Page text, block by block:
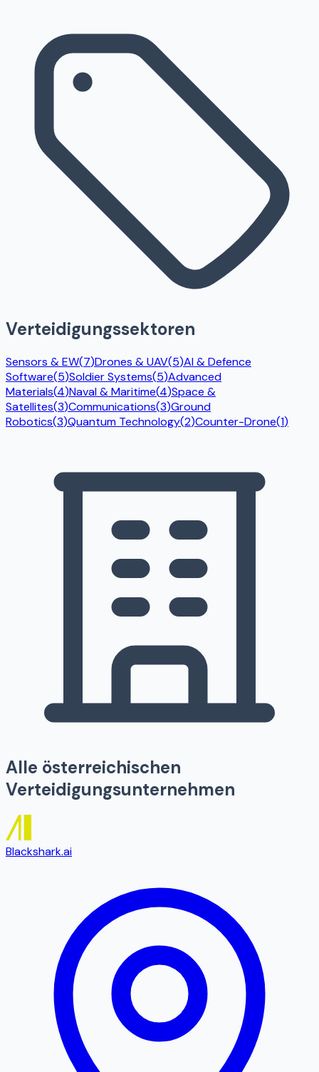
Verteidigungssektoren
Sensors & EW(7)Drones & UAV(5)AI & Defence
Software(5)Soldier Systems(5)Advanced
Materials(4)Naval & Maritime(4)Space &
Satellites(3)Communications(3)Ground
Robotics(3)Quantum Technology(2)Counter-Drone(1)
Alle österreichischen
Verteidigungsunternehmen
Blackshark.ai